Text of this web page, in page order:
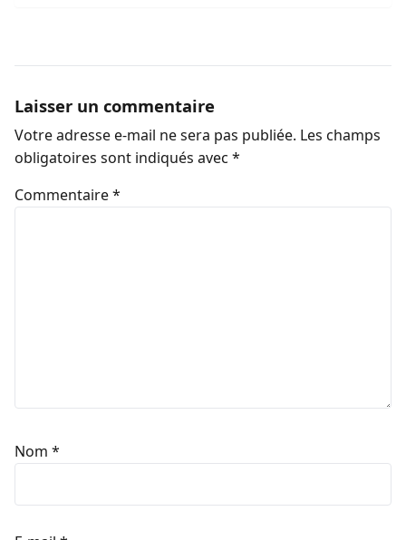
Laisser un commentaire
Votre adresse e-mail ne sera pas publiée. Les champs
obligatoires sont indiqués avec *
Commentaire*
Nom *